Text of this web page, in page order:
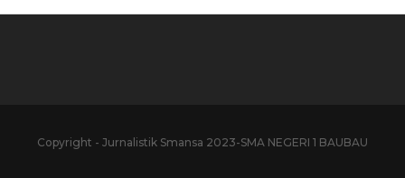
Copyright - Jurnalistik Smansa 2023-SMA NEGERI 1 BAUBAU